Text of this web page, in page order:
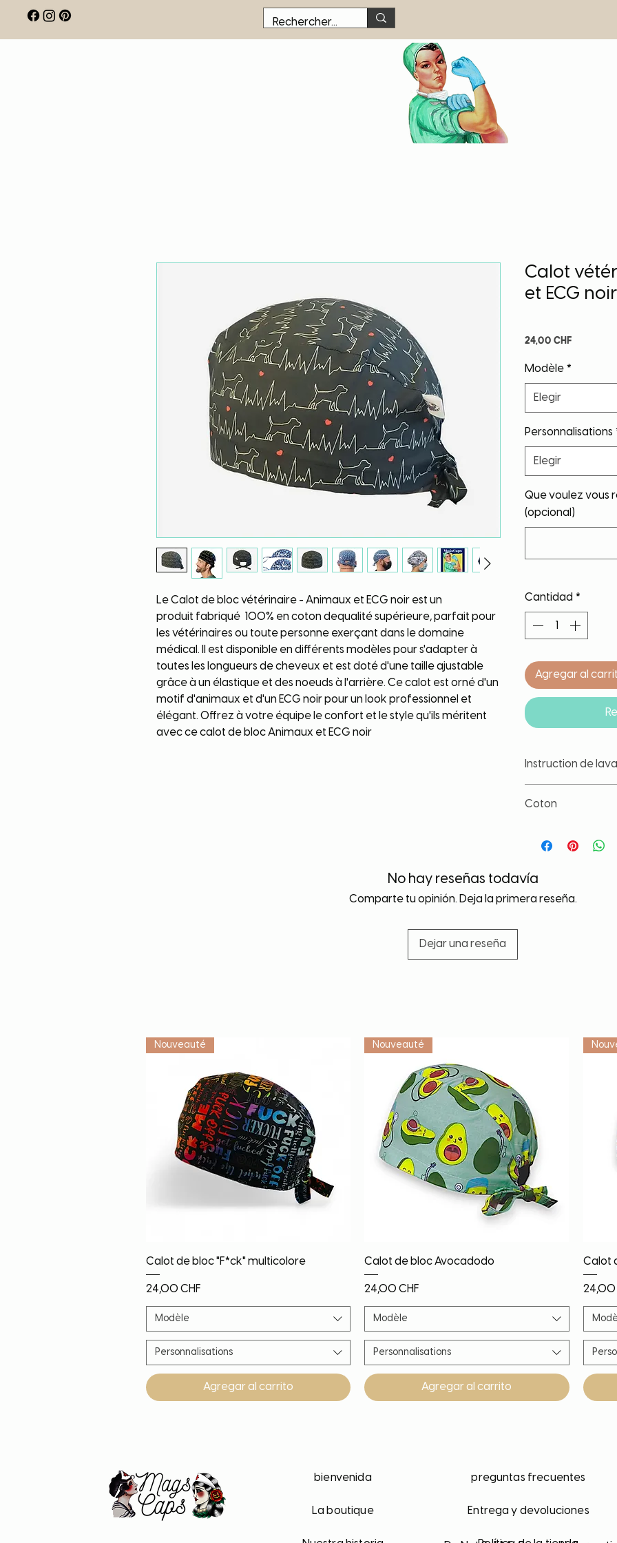
Le Calot de bloc vétérinaire - Animaux et ECG noir est un
produit fabriqué 100% en coton dequalité supérieure, parfait pour
les vétérinaires ou toute personne exerçant dans le domaine
médical. Il est disponible en différents modèles pour s'adapter à
toutes les longueurs de cheveux et est doté d'une taille ajustable
grâce à un élastique et des noeuds à l'arrière. Ce calot est orné d'un
motif d'animaux et d'un ECG noir pour un look professionnel et
élégant. Offrez à votre équipe le confort et le style qu'ils méritent
avec ce calot de bloc Animaux et ECG noir
Calot
et ECG noir
24,00 CHF
Modèle *
Elegir
Personnalisations
Elegir
Que voulez vous
(opcional)
Cantidad *
Agregar al
Instruction de
les couleurs et
contact avec un
Coton
lavage. Tissu lavé
No hay reseñas todavía
Comparte tu opinión. Deja la primera reseña.
Dejar una reseña
Vista rápida
Nouveauté
Calot de bloc "F*ck" multicolore
Precio
24,00 CHF
Modèle
Personnalisations
Agregar al carrito
Vista rápida
Nouveauté
Calot de bloc Avocadodo
Precio
24,00 CHF
Modèle
Personnalisations
Agregar al carrito
Calot
Precio
24,00
bienvenida
La boutique
preguntas frecuentes
Entrega y devoluciones